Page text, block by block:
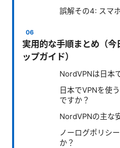
誤解その4: スマ
実用的な手順まとめ（
ップガイド）
NordVPNは日本
日本でVPNを使
ですか？
NordVPNの主な
ノーログポリシ
か？